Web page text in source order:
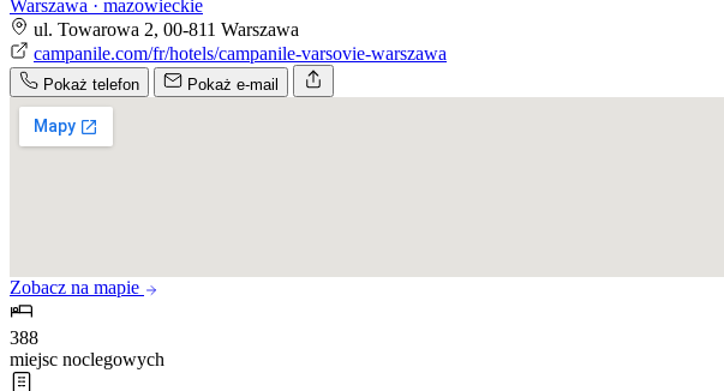
Warszawa · mazowieckie
ul. Towarowa 2, 00-811 Warszawa
campanile.com/fr/hotels/campanile-varsovie-warszawa
Pokaż telefon Pokaż e-mail
Zobacz na mapie
388
miejsc noclegowych